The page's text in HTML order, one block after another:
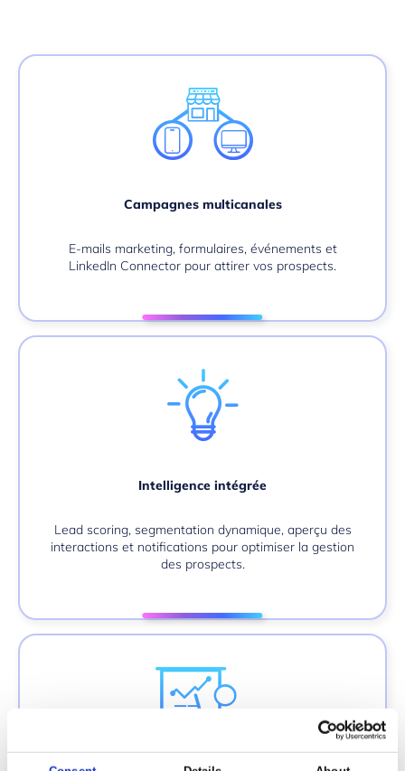
Campagnes multicanales
E-mails marketing, formulaires, événements et
LinkedIn Connector pour attirer vos prospects.
Intelligence intégrée
Lead scoring, segmentation dynamique, aperçu des
interactions et notifications pour optimiser la gestion
des prospects.